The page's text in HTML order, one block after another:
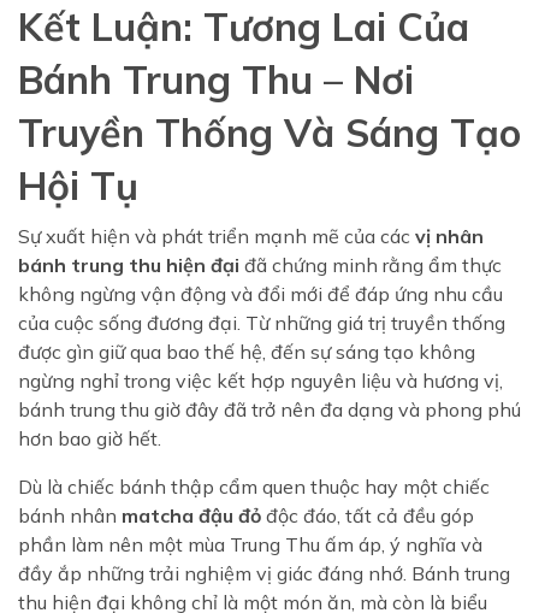
Kết Luận: Tương Lai Của
Bánh Trung Thu – Nơi
Truyền Thống Và Sáng Tạo
Hội Tụ
Sự xuất hiện và phát triển mạnh mẽ của các vị nhân
bánh trung thu hiện đại đã chứng minh rằng ẩm thực
không ngừng vận động và đổi mới để đáp ứng nhu cầu
của cuộc sống đương đại. Từ những giá trị truyền thống
được gìn giữ qua bao thế hệ, đến sự sáng tạo không
ngừng nghỉ trong việc kết hợp nguyên liệu và hương vị,
bánh trung thu giờ đây đã trở nên đa dạng và phong phú
hơn bao giờ hết.
Dù là chiếc bánh thập cẩm quen thuộc hay một chiếc
bánh nhân matcha đậu đỏ độc đáo, tất cả đều góp
phần làm nên một mùa Trung Thu ấm áp, ý nghĩa và
đầy ắp những trải nghiệm vị giác đáng nhớ. Bánh trung
thu hiện đại không chỉ là một món ăn, mà còn là biểu